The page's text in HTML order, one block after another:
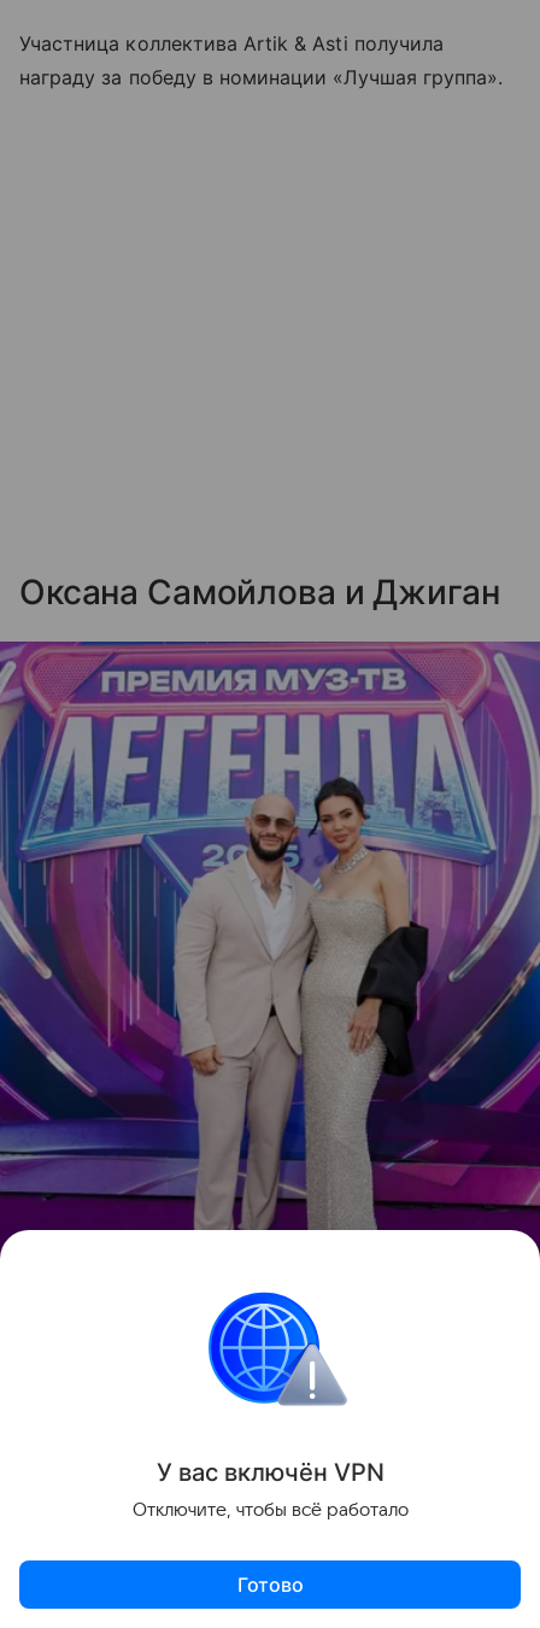
Участница коллектива Artik & Asti получила
награду за победу в номинации «Лучшая группа».
Оксана Самойлова и Джиган
Александр Буйнов
У вас включён VPN
Отключите, чтобы всё работало
Готово